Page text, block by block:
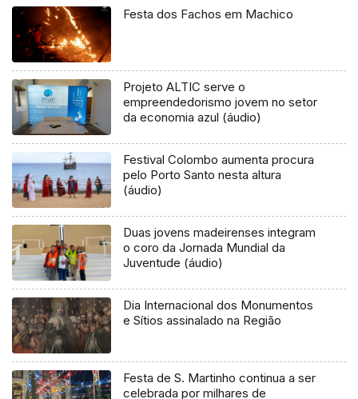
Festa dos Fachos em Machico
Projeto ALTIC serve o
empreendedorismo jovem no setor
da economia azul (áudio)
Festival Colombo aumenta procura
pelo Porto Santo nesta altura
(áudio)
Duas jovens madeirenses integram
o coro da Jornada Mundial da
Juventude (áudio)
Dia Internacional dos Monumentos
e Sítios assinalado na Região
Festa de S. Martinho continua a ser
celebrada por milhares de